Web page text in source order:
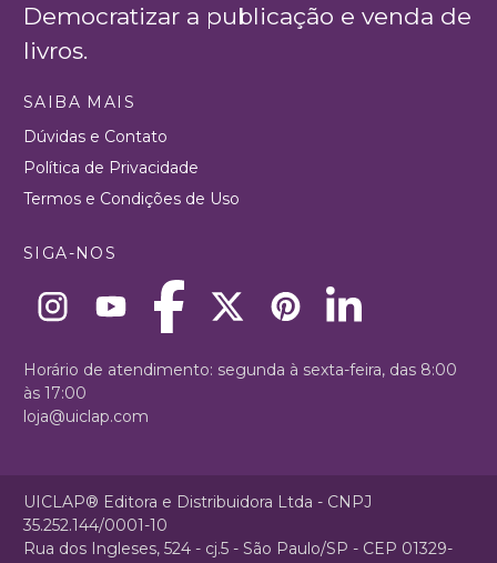
Democratizar a publicação e venda de
livros.
SAIBA MAIS
Dúvidas e Contato
Política de Privacidade
Termos e Condições de Uso
SIGA-NOS
Horário de atendimento: segunda à sexta-feira, das 8:00
às 17:00
loja@uiclap.com
UICLAP® Editora e Distribuidora Ltda - CNPJ
35.252.144/0001-10
Rua dos Ingleses, 524 - cj.5 - São Paulo/SP - CEP 01329-